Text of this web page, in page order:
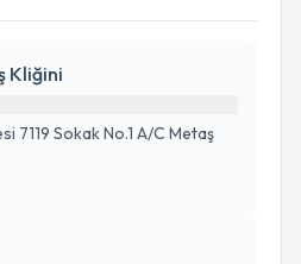
Kliğini
7119 Sokak No.1 A/C Metaş